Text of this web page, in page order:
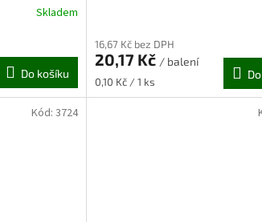
Skladem
Do košíku
16,67 Kč bez DPH
20,17 Kč / balení
Měrná
cena:
0,10 Kč / 1 ks
Kód: 3724